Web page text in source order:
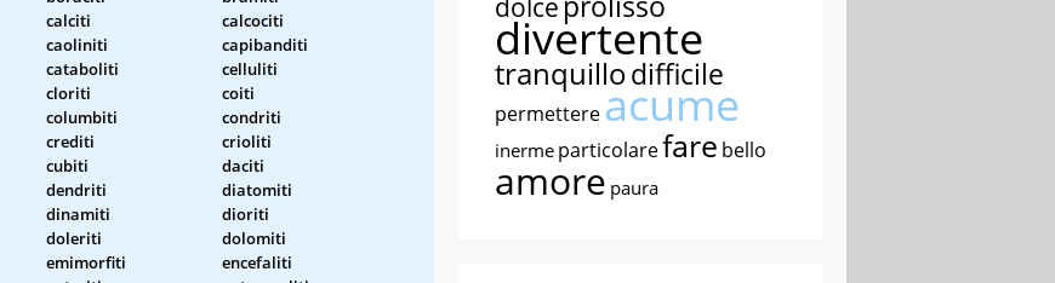
calciti
calcociti
caoliniti
capibanditi
cataboliti
celluliti
cloriti
coiti
columbiti
condriti
crediti
crioliti
cubiti
daciti
dendriti
diatomiti
dinamiti
dioriti
doleriti
dolomiti
emimorfiti
encefaliti
dolce
divertente
tranquillodifficile
permettereacume
inerme particolarefare bello
amore paura